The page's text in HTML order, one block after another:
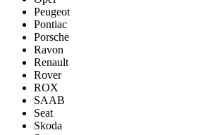
Peugeot
Pontiac
Porsсhe
Ravon
Renault
Rover
ROX
SAAB
Seat
Skoda